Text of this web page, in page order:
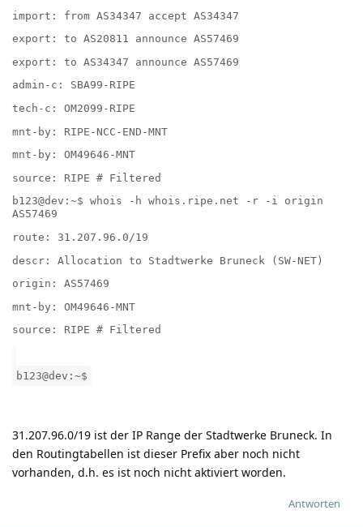
import: from AS34347 accept AS34347
export: to AS20811 announce AS57469
export: to AS34347 announce AS57469
admin-c: SBA99-RIPE
tech-c: OM2099-RIPE
mnt-by: RIPE-NCC-END-MNT
mnt-by: OM49646-MNT
source: RIPE # Filtered
b123@dev:~$ whois -h whois.ripe.net -r -i origin
AS57469
route: 31.207.96.0/19
descr: Allocation to Stadtwerke Bruneck (SW-NET)
origin: AS57469
mnt-by: OM49646-MNT
source: RIPE # Filtered
b123@dev:~$
31.207.96.0/19 ist der IP Range der Stadtwerke Bruneck. In
den Routingtabellen ist dieser Prefix aber noch nicht
vorhanden, d.h. es ist noch nicht aktiviert worden.
Antworten